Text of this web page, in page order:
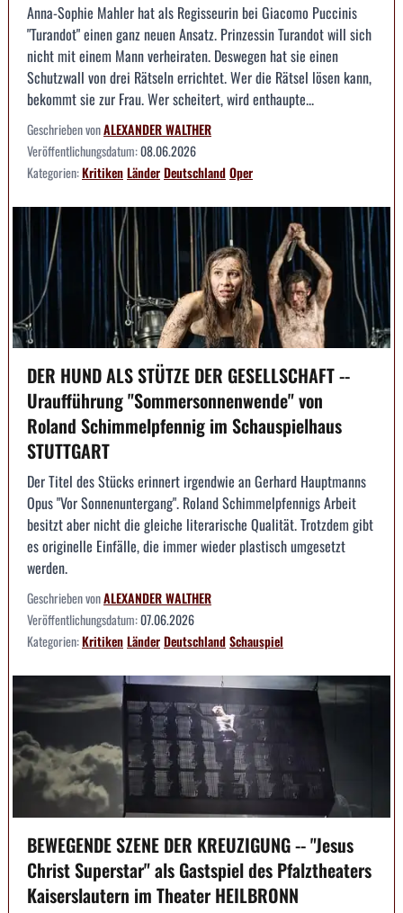
Anna-Sophie Mahler hat als Regisseurin bei Giacomo Puccinis
"Turandot" einen ganz neuen Ansatz. Prinzessin Turandot will sich
nicht mit einem Mann verheiraten. Deswegen hat sie einen
Schutzwall von drei Rätseln errichtet. Wer die Rätsel lösen kann,
bekommt sie zur Frau. Wer scheitert, wird enthaupte...
Geschrieben vonALEXANDER WALTHER
Veröffentlichungsdatum:08.06.2026
Kategorien:KritikenLänderDeutschlandOper
DER HUND ALS STÜTZE DER GESELLSCHAFT --
Uraufführung "Sommersonnenwende" von
Roland Schimmelpfennig im Schauspielhaus
STUTTGART
Der Titel des Stücks erinnert irgendwie an Gerhard Hauptmanns
Opus "Vor Sonnenuntergang". Roland Schimmelpfennigs Arbeit
besitzt aber nicht die gleiche literarische Qualität. Trotzdem gibt
es originelle Einfälle, die immer wieder plastisch umgesetzt
werden.
Geschrieben vonALEXANDER WALTHER
Veröffentlichungsdatum:07.06.2026
Kategorien:KritikenLänderDeutschlandSchauspiel
BEWEGENDE SZENE DER KREUZIGUNG -- "Jesus
Christ Superstar" als Gastspiel des Pfalztheaters
Kaiserslautern im Theater HEILBRONN